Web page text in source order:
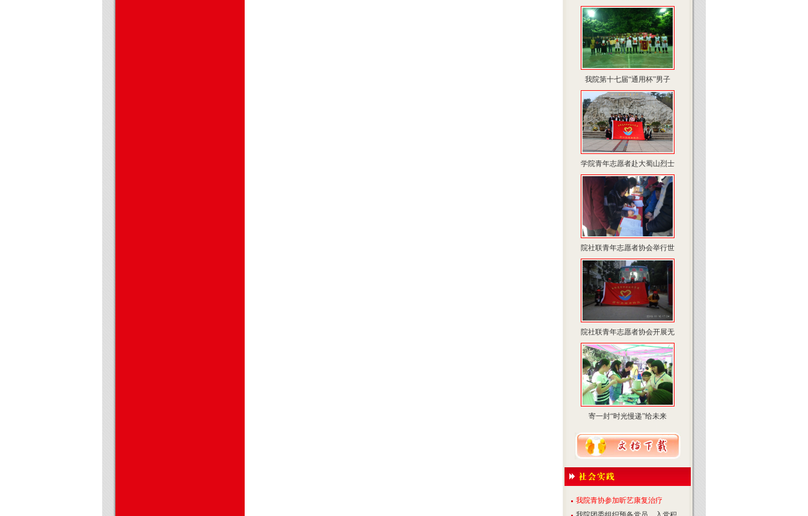
我院第十七届“通用杯”男子
学院青年志愿者赴大蜀山烈士
院社联青年志愿者协会举行世
院社联青年志愿者协会开展无
寄一封“时光慢递”给未来
我院青协参加昕艺康复治疗